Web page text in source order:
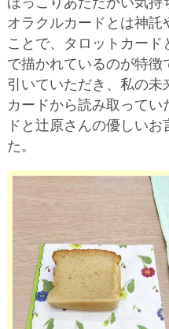
オラクルカードとは神
ことで、タロットカー
で描かれているのが特徴
引いていただき、私の未
カードから読み取って
ドと辻原さんの優しい
た。